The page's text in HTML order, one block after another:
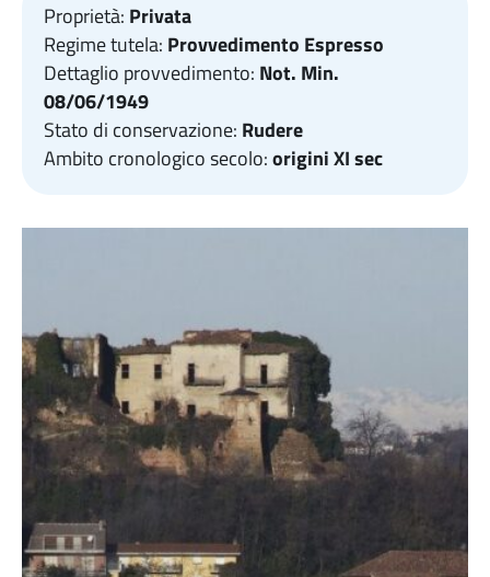
Proprietà: Privata
Regime tutela: Provvedimento Espresso
Dettaglio provvedimento: Not. Min.
08/06/1949
Stato di conservazione: Rudere
Ambito cronologico secolo:origini XI sec